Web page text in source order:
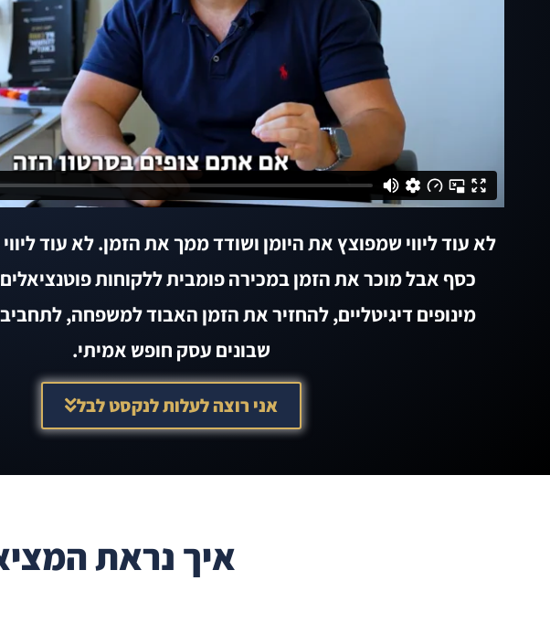
לא עוד ליווי שמפוצץ את היומן ושודד ממך את הזמן. לא עוד
כסף אבל מוכר את הזמן במכירה פומבית ללקוחות
מינופים דיגיטליים, להחזיר את הזמן האבוד למשפחה,
שבונים עסק חופש אמיתי.
אני רוצה לעלות לנקסט לבל
איך נראת